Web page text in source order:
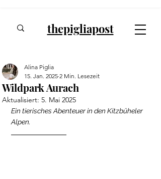
thepigliapost
Wildpark Aurach
Alina Piglia
15. Jan. 2025 2 Min. Lesezeit
Aktualisiert: 5. Mai 2025
Ein tierisches Abenteuer in den Kitzbüheler
Alpen.